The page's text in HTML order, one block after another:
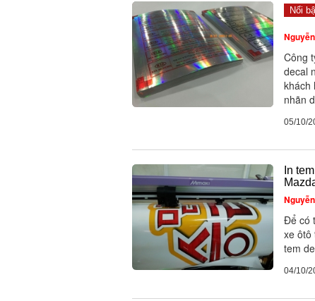
Nổi
Công
decal
khách
nhãn
05/10/
In
Để có
xe ôtô
tem
04/10/